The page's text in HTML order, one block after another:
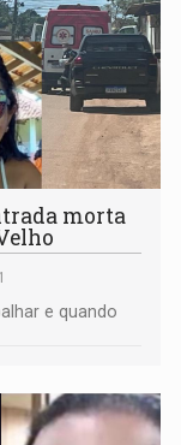
morta
e quando